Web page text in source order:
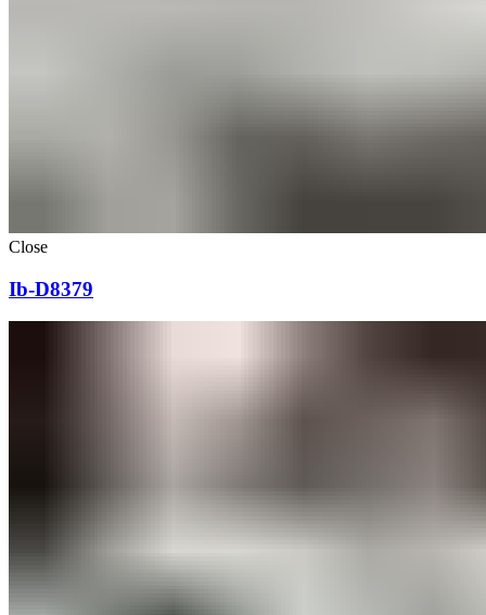
Close
Ib-D8379